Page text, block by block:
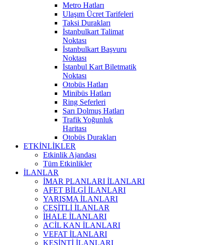
Metro Hatları
Ulaşım Ücret Tarifeleri
Taksi Durakları
İstanbulkart Talimat
Noktası
İstanbulkart Başvuru
Noktası
İstanbul Kart Biletmatik
Noktası
Otobüs Hatları
Minibüs Hatları
Ring Seferleri
Sarı Dolmuş Hatları
Trafik Yoğunluk
Haritası
Otobüs Durakları
ETKİNLİKLER
Etkinlik Ajandası
Tüm Etkinlikler
İLANLAR
İMAR PLANLARI İLANLARI
AFET BİLGİ İLANLARI
YARIŞMA İLANLARI
ÇEŞİTLİ İLANLAR
İHALE İLANLARI
ACİL KAN İLANLARI
VEFAT İLANLARI
KESİNTİ İLANLARI